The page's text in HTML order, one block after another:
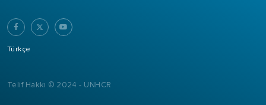
Türkçe
Telif Hakkı © 2024 - UNHCR